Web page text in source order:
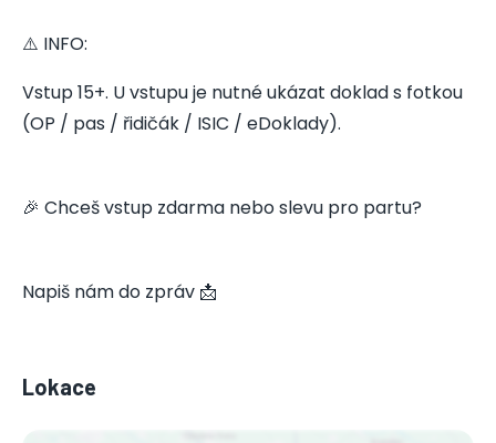
⚠️ INFO:
Vstup 15+. U vstupu je nutné ukázat doklad s fotkou
(OP / pas / řidičák / ISIC / eDoklady).
🎉 Chceš vstup zdarma nebo slevu pro partu?
Napiš nám do zpráv 📩
Lokace